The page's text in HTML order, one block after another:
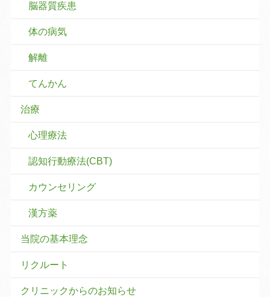
脳器質疾患
体の病気
解離
てんかん
治療
心理療法
認知行動療法(CBT)
カウンセリング
漢方薬
当院の基本理念
リクルート
クリニックからのお知らせ